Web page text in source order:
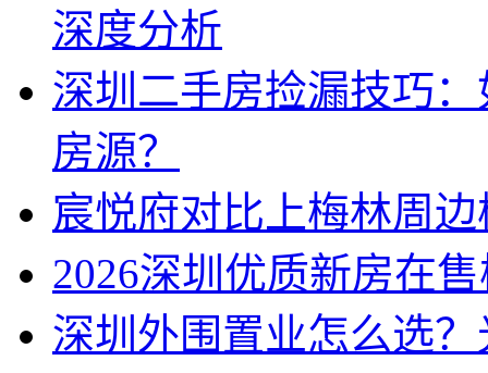
深度分析
深圳二手房捡漏技巧
房源？
宸悦府对比上梅林周
2026深圳优质新房在
深圳外围置业怎么选